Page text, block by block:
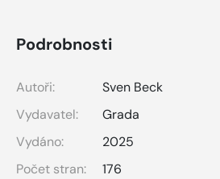
Podrobnosti
Autoři:
Sven Beck
Vydavatel:
Grada
Vydáno:
2025
Počet stran:
176